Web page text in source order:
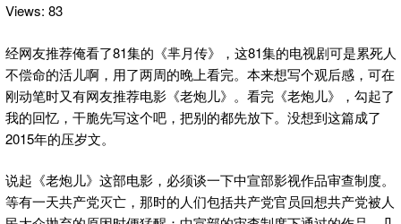
Views: 83
经网友推荐俺看了81集的《芈月传》，这81集的电视剧可是累死人
不偿命的活儿啊，用了两周的晚上看完。本来想写个观后感，可在
刚动笔时又有网友推荐电影《老炮儿》。看完《老炮儿》，勾起了
我的回忆，干脆先写这个吧，把别的都先放下。没想到这篇成了
2015年的压岁文。
说起《老炮儿》这部电影，必须谈一下中宣部影视作品审查制度。
等有一天共产党灭亡，那时的人们包括共产党官员回想共产党被人